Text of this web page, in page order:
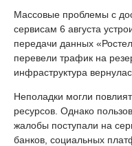
Массовые проблемы с
сервисам 6 августа
передачи данных
перевели трафик на
инфраструктура
Неполадки могли
ресурсов. Однако
жалобы поступали на
банков, социальных